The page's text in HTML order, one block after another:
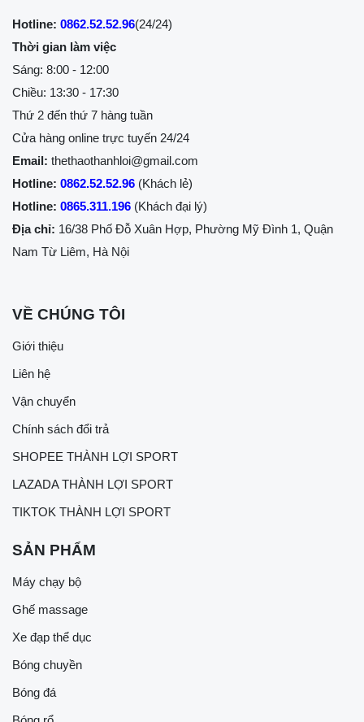
Hotline: 0862.52.52.96(24/24)
Thời gian làm việc
Sáng: 8:00 - 12:00
Chiều: 13:30 - 17:30
Thứ 2 đến thứ 7 hàng tuần
Cửa hàng online trực tuyến 24/24
Email: thethaothanhloi@gmail.com
Hotline: 0862.52.52.96 (Khách lẻ)
Hotline: 0865.311.196 (Khách đại lý)
Địa chỉ: 16/38 Phố Đỗ Xuân Hợp, Phường Mỹ Đình 1, Quận
Nam Từ Liêm, Hà Nội
VỀ CHÚNG TÔI
Giới thiệu
Liên hệ
Vận chuyển
Chính sách đổi trả
SHOPEE THÀNH LỢI SPORT
LAZADA THÀNH LỢI SPORT
TIKTOK THÀNH LỢI SPORT
SẢN PHẨM
Máy chạy bộ
Ghế massage
Xe đạp thể dục
Bóng chuyền
Bóng đá